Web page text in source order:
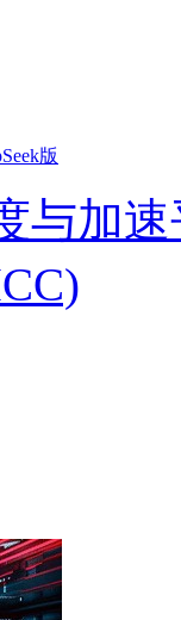
版
与加